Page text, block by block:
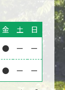
金 土
日
● ー ー
● ー ー